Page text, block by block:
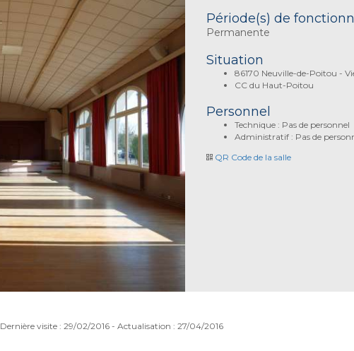
Période(s) de
Permanente
Situation
86170 Neuville-de-Poitou -
CC du Haut-Poitou
Personnel
Technique : Pas de personnel
Administratif : Pas de
QR Code de la salle
Dernière visite : 29/02/2016 - Actualisation : 27/04/2016